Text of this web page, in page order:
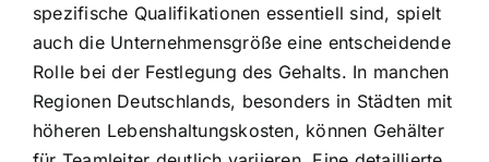
spezifische Qualifikationen essentiell sind, spielt
auch die Unternehmensgröße eine entscheidende
Rolle bei der Festlegung des Gehalts. In manchen
Regionen Deutschlands, besonders in Städten mit
höheren Lebenshaltungskosten, können Gehälter